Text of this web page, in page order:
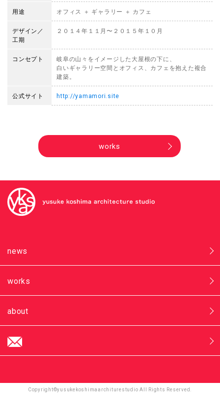
用途 オフィス ＋ ギャラリー ＋ カフェ
デザイン／
工期
２０１４年１１月〜２０１５年１０月
コンセプト
岐阜の山々をイメージした大屋根の下に、
白いギャラリー空間とオフィス、カフェを抱えた複合
建築。
公式サイト http://yamamori.site
works
news
works
about
Copyright©yusukekoshimaarchiturestudio All Rights Reserved.